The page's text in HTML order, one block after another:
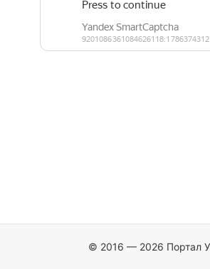
© 2016 — 2026 Портал